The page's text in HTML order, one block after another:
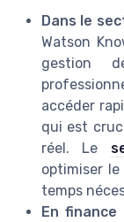
Dans le
Watson
gestion
accéder
qui est
réel. Le
optimiser
temps
En finance